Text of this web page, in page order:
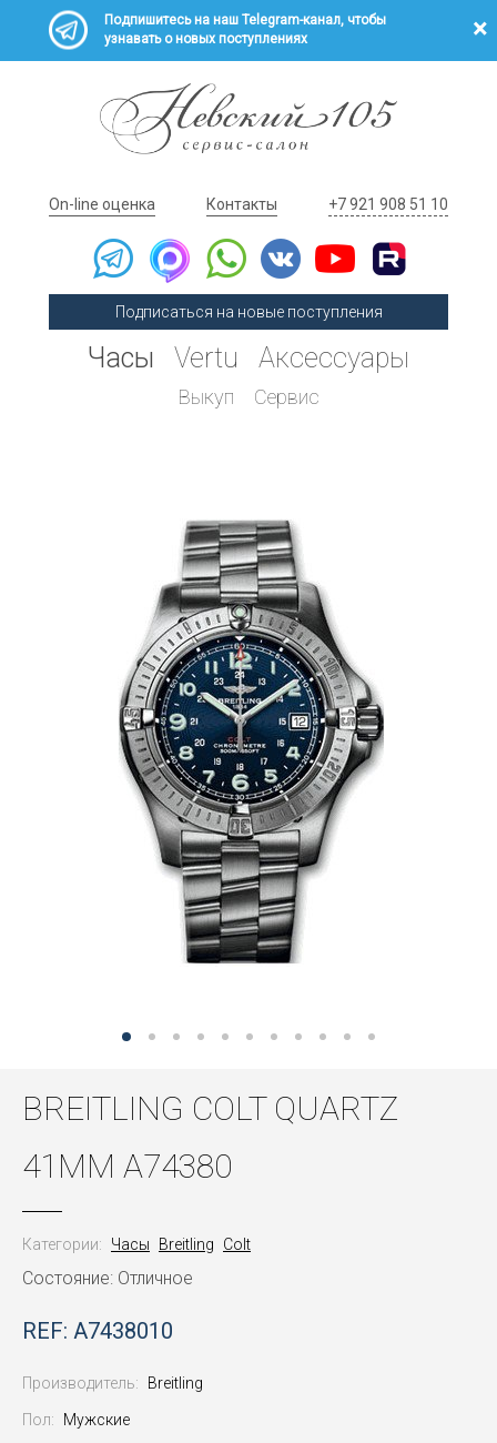
Подпишитесь на наш Telegram-канал, чтобы
узнавать о новых поступлениях
On-line оценка Контакты +7 921 908 51 10
Подписаться на новые поступления
Часы Vertu Аксессуары
Выкуп Сервис
BREITLING COLT QUARTZ
41MM A74380
Категории: Часы Breitling Colt
Состояние: Отличное
REF: A7438010
Производитель: Breitling
Пол: Мужские